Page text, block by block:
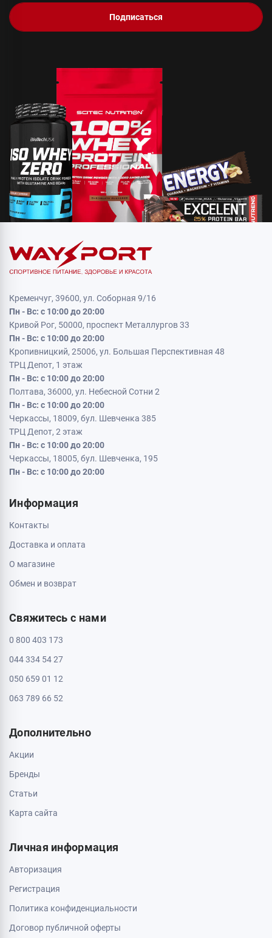
Подписаться
Кременчуг, 39600, ул. Соборная 9/16
Пн - Вс: с 10:00 до 20:00
Кривой Рог, 50000, проспект Металлургов 33
Пн - Вс: с 10:00 до 20:00
Кропивницкий, 25006, ул. Большая Перспективная 48
ТРЦ Депот, 1 этаж
Пн - Вс: с 10:00 до 20:00
Полтава, 36000, ул. Небесной Сотни 2
Пн - Вс: с 10:00 до 20:00
Черкассы, 18009, бул. Шевченка 385
ТРЦ Депот, 2 этаж
Пн - Вс: с 10:00 до 20:00
Черкассы, 18005, бул. Шевченка, 195
Пн - Вс: с 10:00 до 20:00
Информация
Контакты
Доставка и оплата
О магазине
Обмен и возврат
Свяжитесь с нами
0 800 403 173
044 334 54 27
050 659 01 12
063 789 66 52
Дополнительно
Акции
Бренды
Статьи
Карта сайта
Личная информация
Авторизация
Регистрация
Политика конфиденциальности
Договор публичной оферты